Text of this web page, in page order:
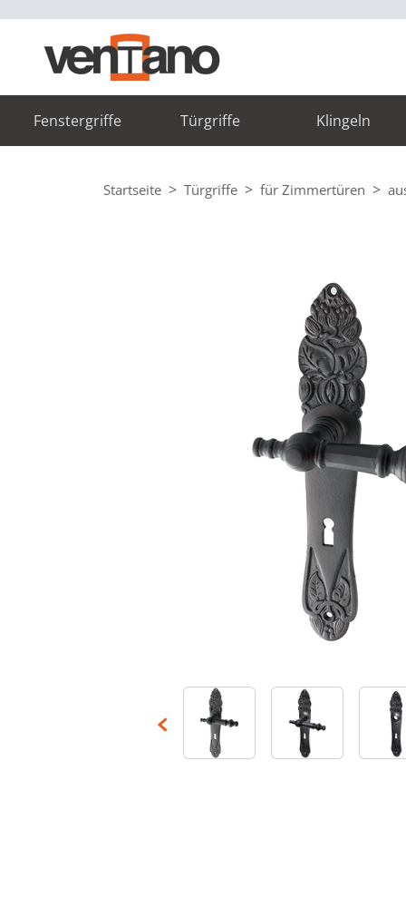
Fenstergriffe Türgriffe Klingeln
Startseite Türgriffe für Zimmertüren